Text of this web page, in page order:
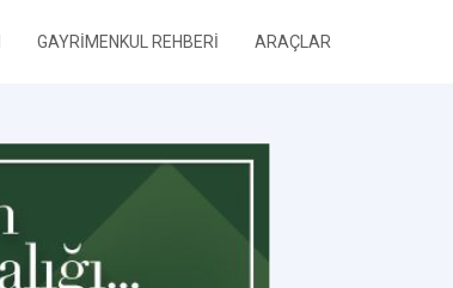
GAYRİMENKUL REHBERİ ARAÇLAR